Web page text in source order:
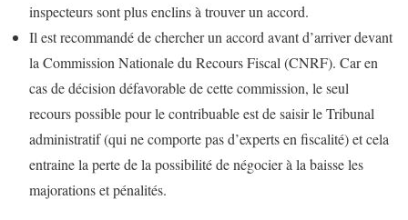
inspecteurs sont plus enclins à trouver un accord.
Il est recommandé de chercher un accord avant d’arriver devant
la Commission Nationale du Recours Fiscal (CNRF). Car en
cas de décision défavorable de cette commission, le seul
recours possible pour le contribuable est de saisir le Tribunal
administratif (qui ne comporte pas d’experts en fiscalité) et cela
entraine la perte de la possibilité de négocier à la baisse les
majorations et pénalités.